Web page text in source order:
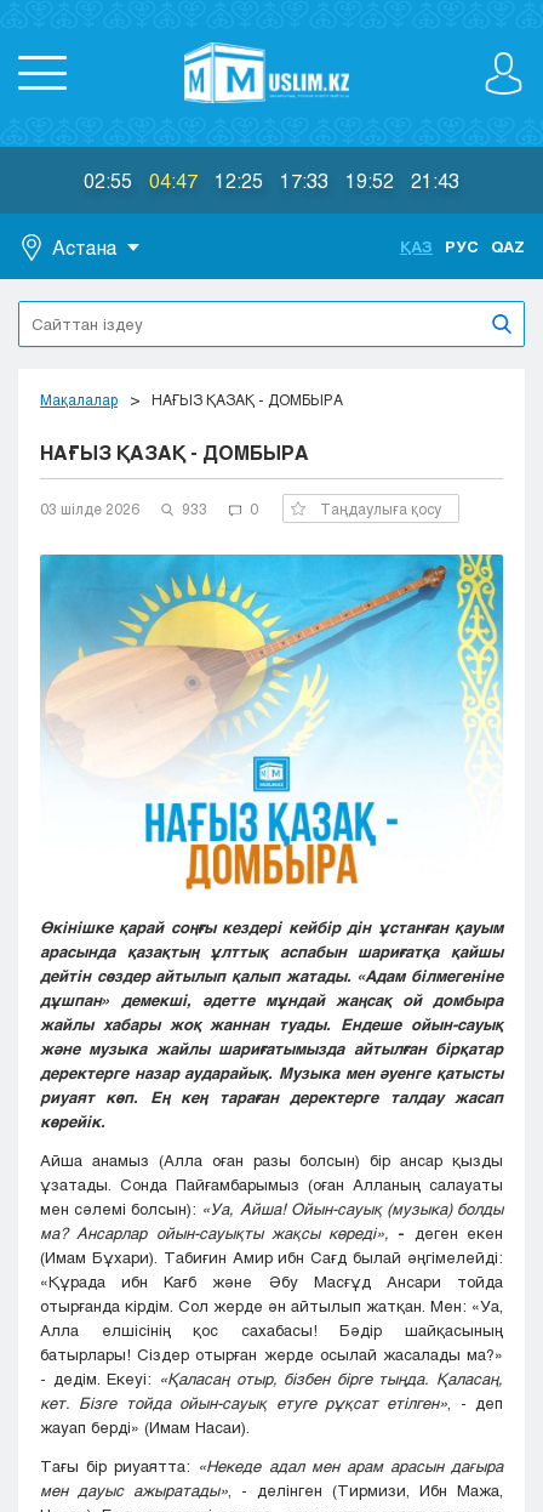
02:55 04:47 12:25 17:33 19:52 21:43
Астана
Астана
Алматы
Актобе
Жезказган
Караганда
Кокшетау
Петропавловск
Семей
Талдыкорган
Тараз
Туркестан
Усть-Каменогорск
ҚАЗ РУС QAZ
Мақалалар НАҒЫЗ ҚАЗАҚ - ДОМБЫРА
НАҒЫЗ ҚАЗАҚ - ДОМБЫРА
03 шілде 2026 933 0 Таңдаулыға қосу
Өкінішке қарай соңғы кездері кейбір дін ұстанған қауым
арасында қазақтың ұлттық аспабын шариғатқа қайшы
дейтін сөздер айтылып қалып жатады. «Адам білмегеніне
дұшпан» демекші, әдетте мұндай жаңсақ ой домбыра
жайлы хабары жоқ жаннан туады. Ендеше ойын-сауық
және музыка жайлы шариғатымызда айтылған бірқатар
деректерге назар аударайық. Музыка мен әуенге қатысты
риуаят көп. Ең кең тараған деректерге талдау жасап
көрейік.
Айша анамыз (Алла оған разы болсын) бір ансар қызды
ұзатады. Сонда Пайғамбарымыз (оған Алланың салауаты
мен сәлемі болсын): «Уа, Айша! Ойын-сауық (музыка) болды
ма? Ансарлар ойын-сауықты жақсы көреді», - деген екен
(Имам Бұхари). Табиғин Амир ибн Сағд былай әңгімелейді:
«Құрада ибн Кағб және Әбу Масғұд Ансари тойда
отырғанда кірдім. Сол жерде ән айтылып жатқан. Мен: «Уа,
Алла елшісінің қос сахабасы! Бәдір шайқасының
батырлары! Сіздер отырған жерде осылай жасалады ма?»
- дедім. Екеуі: «Қаласаң отыр, бізбен бірге тыңда. Қаласаң,
кет. Бізге тойда ойын-сауық етуге рұқсат етілген» , - деп
жауап берді» (Имам Насаи).
Тағы бір риуаятта: «Некеде адал мен арам арасын дағыра
мен дауыс ажыратады» , - делінген (Тирмизи, Ибн Мажа,